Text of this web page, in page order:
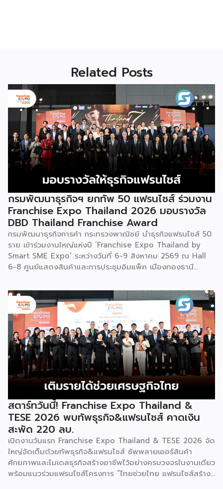
Related Posts
กรมพัฒนาธุรกิจฯ ยกทัพ 50 แฟรนไชส์ ร่วมงาน
Franchise Expo Thailand 2026 มอบรางวัล
DBD Thailand Franchise Award
กรมพัฒนาธุรกิจการค้า กระทรวงพาณิชย์ นำธุรกิจแฟรนไชส์ 50
ราย เข้าร่วมงานใหญ่แห่งปี ‘Franchise Expo Thailand by
Smart SME Expo’ ระหว่างวันที่ 6-9 สิงหาคม 2569 ณ Hall
6-8 ศูนย์แสดงสินค้าและการประชุมอิมแพ็ค เมืองทองธานี
2026 ให้แก่ผู้ประกอบธุรกิจแฟรนไชส์ที่อยู่ในการส่งเสริมสนับสนุน
ของกรมฯ นายพูนพงษ์ นัยนาภากรณ์ อธิบดีกรมพัฒนาธุรกิจ
การค้า กระทรวงพาณิชย์ เปิดเผยภายหลังเป็นประธานเปิดงาน
“งานแฟรนไชส์ เอ็กซ์โป ไทยแลนด์ บาย สมาร์ท เอสเอ็มอี เอ็กซ์
โป (Franchise Expo Thailand by Smart SME Expo)” ซึ่ง
เป็นงานแสดงธุรกิจแฟรนไชส์ชั้นนำที่จัดขึ้นโดย บริษัท พีเอ็มจี
คอร์ปอเรชัน จำกัด เพื่อยกระดับศักยภาพของผู้ประกอบการและ
เจ้าของธุรกิจที่ต้องการขยายกิจการผ่านระบบแฟรนไชส์ […]
สตาร์ทวันนี้! Franchise Expo Thailand &
TESE 2026 พบทัพธุรกิจ&แฟรนไชส์ คาดเงิน
สะพัด 220 ลบ.
เปิดงานวันแรก Franchise Expo Thailand & TESE 2026 จัด
ใหญ่จัดเต็มด้วยทัพธุรกิจ&แฟรนไชส์ ซัพพลายเออร์สินค้า
ศักยภาพและโมเดลธุรกิจสร้างอาชีพไว้อย่างครบวงจรในงานเดียว
พร้อมแนวร่วมแฟรนไชส์โครงการ “ไทยช่วยไทย แฟรนไชส์สร้าง